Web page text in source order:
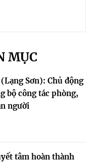
MỤC
Sơn): Chủ động
bộ công tác phòng,
người
tâm hoàn thành